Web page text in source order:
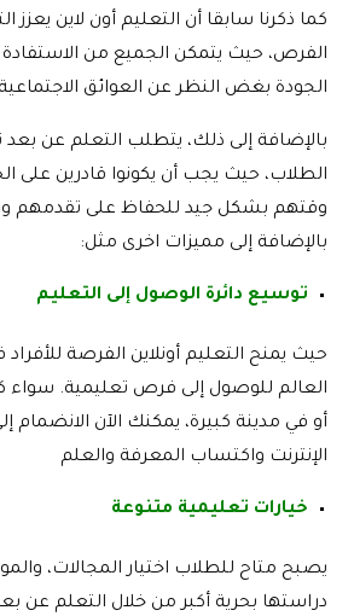
كما ذكرنا سابقا أن التعليم أون لاين يعزز
الفرص، حيث يتمكن الجميع من
الجودة بغض النظر عن العوائق
بالإضافة إلى ذلك، يتطلب التعلم عن
الطلاب، حيث يجب أن يكونوا قادرين على
وقتهم بشكل جيد للحفاظ على تقدمهم
بالإضافة إلى مميزات اخرى مثل:
توسيع دائرة الوصول إلى التعليم
حيث يمنح التعليم أونلاين الفرصة
العالم للوصول إلى فرص تعليمية.
أو في مدينة كبيرة، يمكنك الآن الانضمام
الإنترنت واكتساب المعرفة والعلم
خيارات تعليمية متنوعة
يصبح متاح للطلاب اختيار المجالات،
دراستها بحرية أكبر من خلال التعلم عن